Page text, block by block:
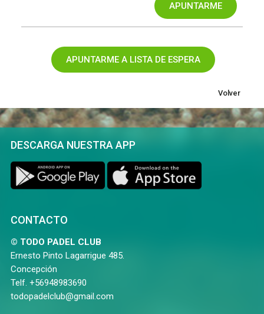
Volver
DESCARGA NUESTRA APP
CONTACTO
© TODO PADEL CLUB
Ernesto Pinto Lagarrigue 485.
Concepción
Telf. +56948983690
todopadelclub@gmail.com